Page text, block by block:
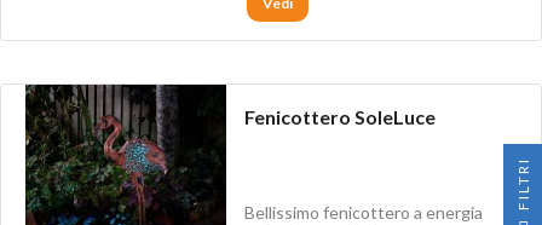
Fenicottero SoleLuce
Bellissimo fenicottero a energia
I